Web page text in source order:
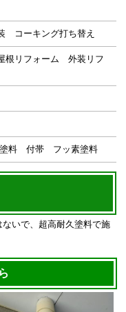
コーキング打ち替え
根リフォーム 外装リフ
塗料 付帯 フッ素塗料
いで、超高耐久塗料で施